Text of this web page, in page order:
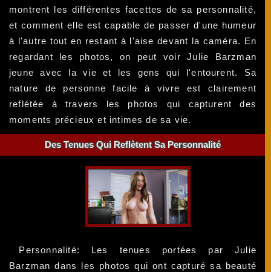
montrent les différentes facettes de sa personnalité,
et comment elle est capable de passer d'une humeur
à l'autre tout en restant à l'aise devant la caméra. En
regardant les photos, on peut voir Julie Barzman
jeune avec la vie et les gens qui l'entourent. Sa
nature de personne facile à vivre est clairement
reflétée à travers les photos qui capturent des
moments précieux et intimes de sa vie.
Des Tenues Qui Reflètent Sa Personnalité
Personnalité: Les tenues portées par Julie
Barzman dans les photos qui ont capturé sa beauté